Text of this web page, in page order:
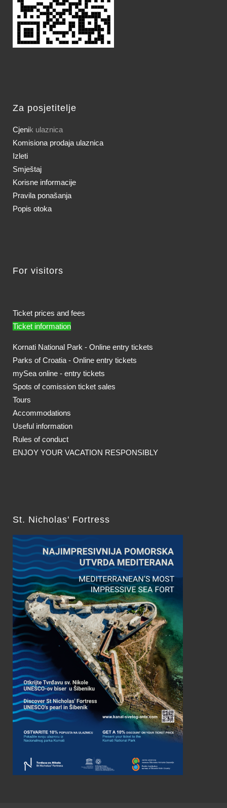
Za posjetitelje
Cjenik ulaznica
Komisiona prodaja ulaznica
Izleti
Smještaj
Korisne informacije
Pravila ponašanja
Popis otoka
For visitors
Ticket prices and fees
Ticket information
Kornati National Park - Online entry tickets
Parks of Croatia - Online entry tickets
mySea online - entry tickets
Spots of comission ticket sales
Tours
Accommodations
Useful information
Rules of conduct
ENJOY YOUR VACATION RESPONSIBLY
St. Nicholas' Fortress